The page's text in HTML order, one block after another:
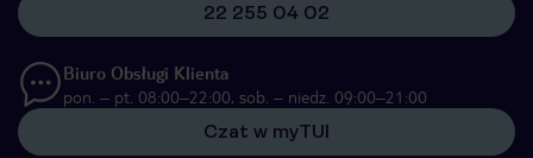
22 255 04 02
Biuro Obsługi Klienta
pon. – pt. 08:00–22:00, sob. – niedz. 09:00–21:00
Czat w myTUI